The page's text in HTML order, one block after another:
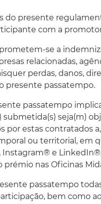
do presente
com a
se a
relacionadas,
perdas, danos,
presente passatempo.
passatempo
submetida(s) seja(m)
por estas contratados
ou territorial, em
Instagram® e
nas Oficinas
passatempo
bem como